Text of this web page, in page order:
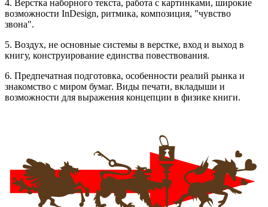
4. Верстка наборного текста, работа с картинками, широкие
возможности InDesign, ритмика, композиция, "чувство
звона".
5. Воздух, не основные системы в верстке, вход и выход в
книгу, конструирование единства повествования.
6. Предпечатная подготовка, особенности реалий рынка и
знакомство с миром бумаг. Виды печати, вкладыши и
возможности для выражения концепции в физике книги.